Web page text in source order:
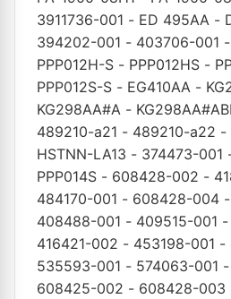
3911736-001 - ED 495AA -
394202-001 - 403706-001 -
PPP012H-S - PPP012HS -
PPP012S-S - EG410AA -
KG298AA#A -
489210-a21 - 489210-a22 -
HSTNN-LA13 - 374473-001
PPP014S - 608428-002 -
484170-001 - 608428-004 -
408488-001 - 409515-001 -
416421-002 - 453198-001 -
535593-001 - 574063-001 -
608425-002 - 608428-003